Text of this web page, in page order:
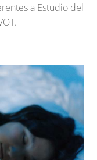
a Estudio del